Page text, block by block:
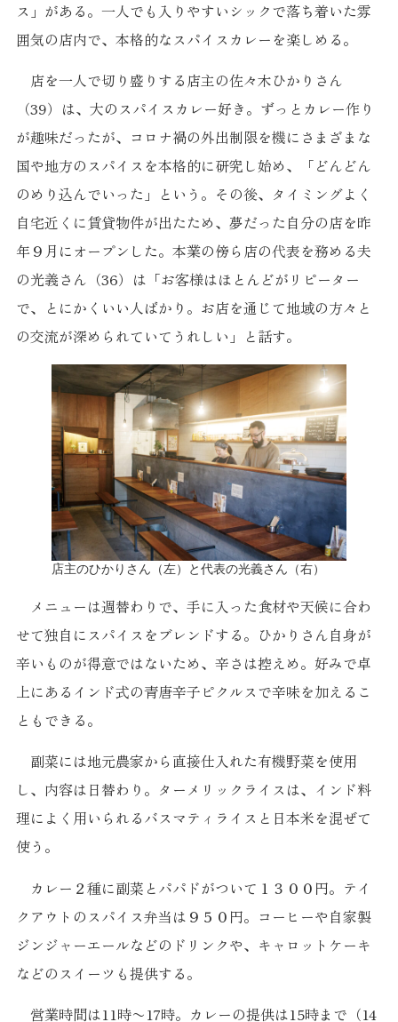
ス」がある。一人でも入りやすいシックで落ち着いた雰
囲気の店内で、本格的なスパイスカレーを楽しめる。
店を一人で切り盛りする店主の佐々木ひかりさん
（39）は、大のスパイスカレー好き。ずっとカレー作り
が趣味だったが、コロナ禍の外出制限を機にさまざまな
国や地方のスパイスを本格的に研究し始め、「どんどん
のめり込んでいった」という。その後、タイミングよく
自宅近くに賃貸物件が出たため、夢だった自分の店を昨
年９月にオープンした。本業の傍ら店の代表を務める夫
の光義さん（36）は「お客様はほとんどがリピーター
で、とにかくいい人ばかり。お店を通じて地域の方々と
の交流が深められていてうれしい」と話す。
店主のひかりさん（左）と代表の光義さん（右）
メニューは週替わりで、手に入った食材や天候に合わ
せて独自にスパイスをブレンドする。ひかりさん自身が
辛いものが得意ではないため、辛さは控えめ。好みで卓
上にあるインド式の青唐辛子ピクルスで辛味を加えるこ
ともできる。
副菜には地元農家から直接仕入れた有機野菜を使用
し、内容は日替わり。ターメリックライスは、インド料
理によく用いられるバスマティライスと日本米を混ぜて
使う。
カレー２種に副菜とパパドがついて１３００円。テイ
クアウトのスパイス弁当は９５０円。コーヒーや自家製
ジンジャーエールなどのドリンクや、キャロットケーキ
などのスイーツも提供する。
営業時間は11時〜17時。カレーの提供は15時まで（14